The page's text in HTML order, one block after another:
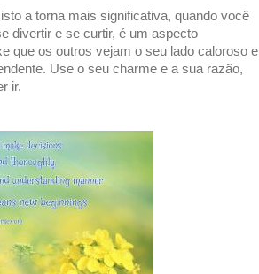
a torna mais significativa, quando você
divertir e se curtir, é um aspecto
que os outros vejam o seu lado caloroso e
Use o seu charme e a sua razão,
ir.